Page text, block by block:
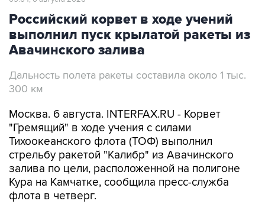
Российский корвет в ходе учений
выполнил пуск крылатой ракеты из
Авачинского залива
Дальность полета ракеты составила около 1 тыс.
300 км
Москва. 6 августа. INTERFAX.RU - Корвет
"Гремящий" в ходе учения с силами
Тихоокеанского флота (ТОФ) выполнил
стрельбу ракетой "Калибр" из Авачинского
залива по цели, расположенной на полигоне
Кура на Камчатке, сообщила пресс-служба
флота в четверг.